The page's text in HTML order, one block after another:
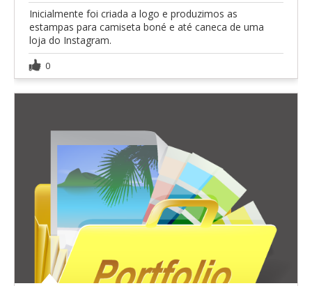
Inicialmente foi criada a logo e produzimos as
estampas para camiseta boné e até caneca de uma
loja do Instagram.
0